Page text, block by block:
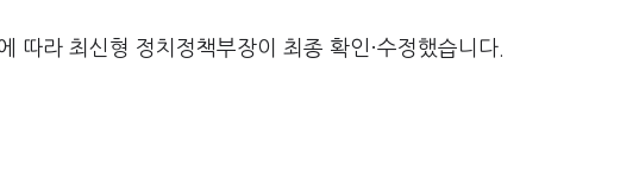
따라 최신형 정치정책부장이 최종 확인·수정했습니다.